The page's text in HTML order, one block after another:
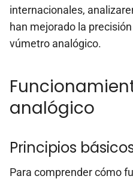
internacionales,
han mejorado la
vúmetro analógico.
analógico
Principios
Para comprender cómo